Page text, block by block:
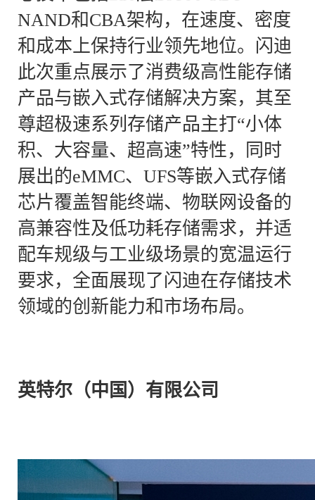
NAND和CBA架构，在速度、密度
和成本上保持行业领先地位。闪迪
此次重点展示了消费级高性能存储
产品与嵌入式存储解决方案，其至
尊超极速系列存储产品主打“小体
积、大容量、超高速”特性，同时
展出的eMMC、UFS等嵌入式存储
芯片覆盖智能终端、物联网设备的
高兼容性及低功耗存储需求，并适
配车规级与工业级场景的宽温运行
要求，全面展现了闪迪在存储技术
领域的创新能力和市场布局。
英特尔（中国）有限公司